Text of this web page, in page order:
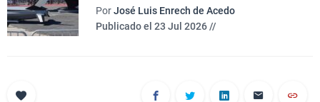
PorJosé Luis Enrech de Acedo
Publicado el 23 Jul 2026 //